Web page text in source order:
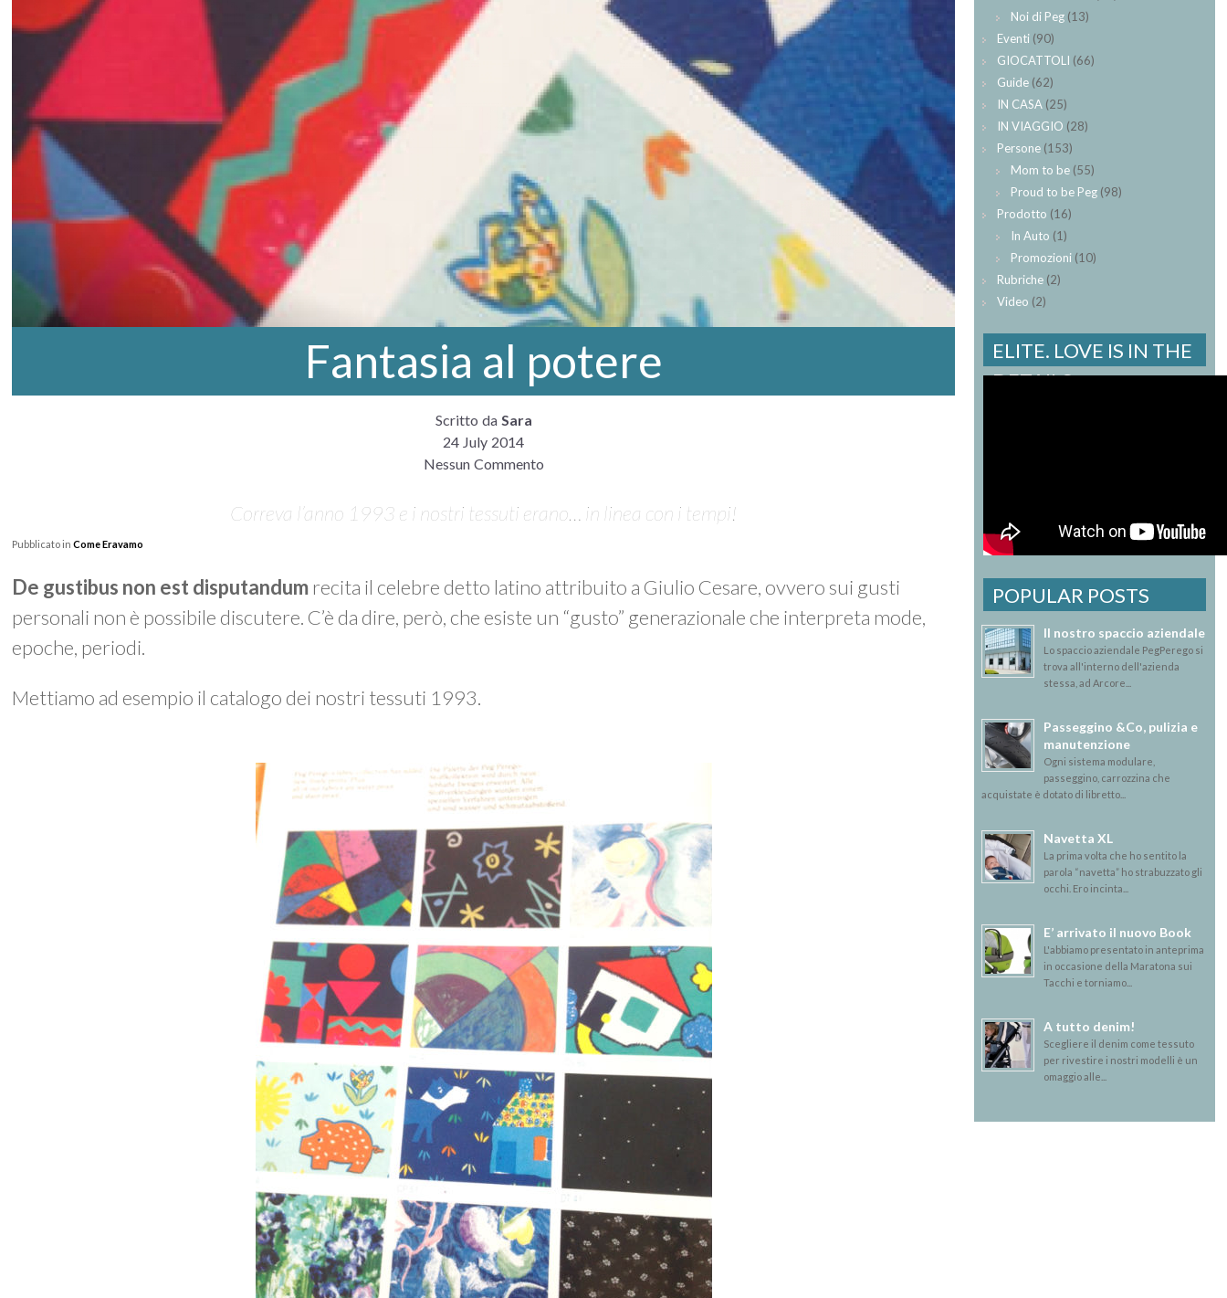
Fantasia al potere
Scritto da Sara
24 July 2014
Nessun Commento
Correva l’anno 1993 e i nostri tessuti erano… in linea con i tempi!
Pubblicato inCome Eravamo
De gustibus non est disputandum recita il celebre detto latino attribuito a Giulio Cesare, ovvero sui gusti
personali non è possibile discutere. C’è da dire, però, che esiste un “gusto” generazionale che interpreta mode,
epoche, periodi.
Mettiamo ad esempio il catalogo dei nostri tessuti 1993.
Noi di Peg (13)
Eventi (90)
GIOCATTOLI (66)
Guide (62)
IN CASA (25)
IN VIAGGIO (28)
Persone (153)
Mom to be (55)
Proud to be Peg (98)
Prodotto (16)
In Auto (1)
Promozioni (10)
Rubriche (2)
Video (2)
ELITE. LOVE IS IN THE
DETAILS.
POPULAR POSTS
Il nostro spaccio aziendale
Lo spaccio aziendale PegPerego si
trova all'interno dell'azienda
stessa, ad Arcore...
Passeggino &Co, pulizia e
manutenzione
Ogni sistema modulare,
passeggino, carrozzina che
acquistate è dotato di libretto...
Navetta XL
La prima volta che ho sentito la
parola “navetta” ho strabuzzato gli
occhi. Ero incinta...
E’ arrivato il nuovo Book
L'abbiamo presentato in anteprima
in occasione della Maratona sui
Tacchi e torniamo...
A tutto denim!
Scegliere il denim come tessuto
per rivestire i nostri modelli è un
omaggio alle...